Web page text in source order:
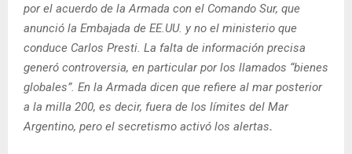
por el acuerdo de la Armada con el Comando Sur, que
anunció la Embajada de EE.UU. y no el ministerio que
conduce Carlos Presti. La falta de información precisa
generó controversia, en particular por los llamados “bienes
globales”. En la Armada dicen que refiere al mar posterior
a la milla 200, es decir, fuera de los límites del Mar
Argentino, pero el secretismo activó los alertas.